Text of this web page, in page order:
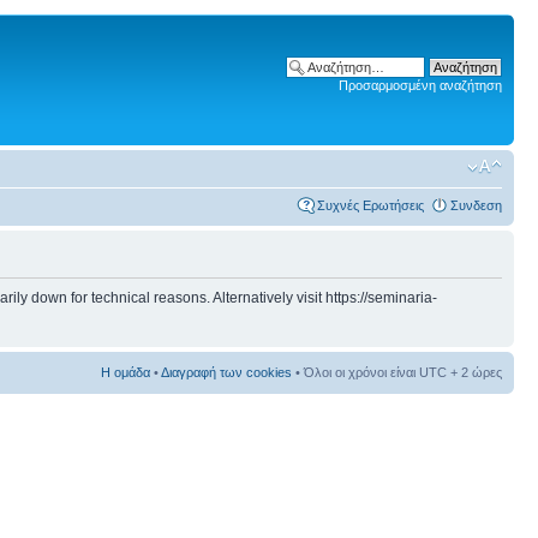
Προσαρμοσμένη αναζήτηση
Συχνές Ερωτήσεις Συνδεση
down for technical reasons. Alternatively visit https://seminaria-
Η ομάδα •Διαγραφή των cookies • Όλοι οι χρόνοι είναι UTC + 2 ώρες